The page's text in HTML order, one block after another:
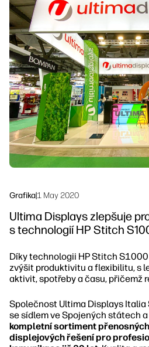
Řešení pracovních postupů
Udržitelnost
Grafika|1 May 2020
Ultima Displays zlepšuje
s technologií HP Stitch
Díky technologii HP Stitch
zvýšit produktivitu a flexibilitu, s
aktivit, spotřeby a času, přičemž
Společnost Ultima Displays Italia
se sídlem ve Spojených státech
kompletní sortiment
displejových řešení pro